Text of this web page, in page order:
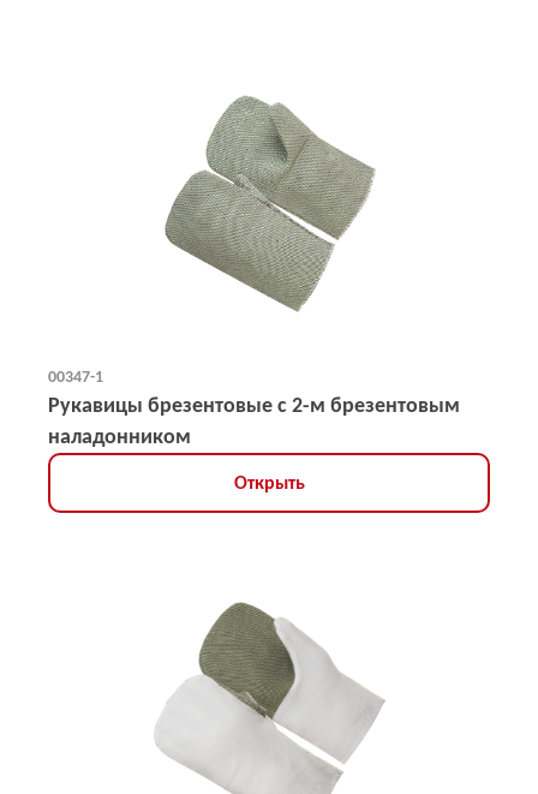
00347-1
Рукавицы брезентовые с 2-м брезентовым
наладонником
Открыть